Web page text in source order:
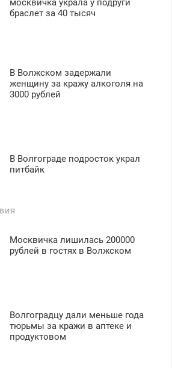
москвичка украла у подруги
браслет за 40 тысяч
В Волжском задержали
женщину за кражу алкоголя на
3000 рублей
В Волгограде подросток украл
питбайк
Москвичка лишилась 200000
рублей в гостях в Волжском
Волгоградцу дали меньше года
тюрьмы за кражи в аптеке и
продуктовом